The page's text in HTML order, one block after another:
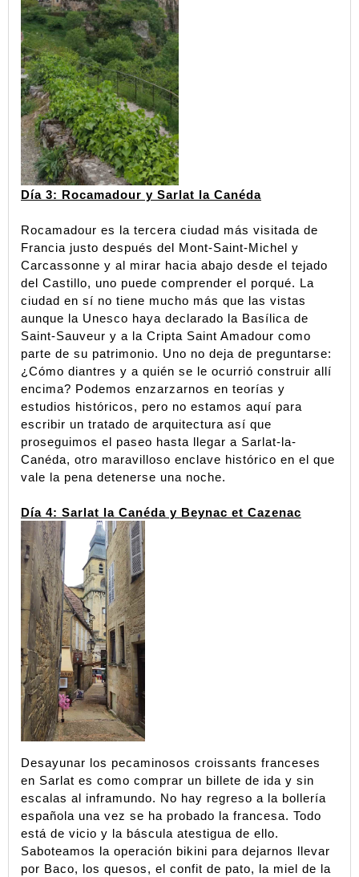
Día 3: Rocamadour y Sarlat la Canéda
Rocamadour es la tercera ciudad más visitada de
Francia justo después del Mont-Saint-Michel y
Carcassonne y al mirar hacia abajo desde el tejado
del Castillo, uno puede comprender el porqué. La
ciudad en sí no tiene mucho más que las vistas
aunque la Unesco haya declarado la Basílica de
Saint-Sauveur y a la Cripta Saint Amadour como
parte de su patrimonio. Uno no deja de preguntarse:
¿Cómo diantres y a quién se le ocurrió construir allí
encima? Podemos enzarzarnos en teorías y
estudios históricos, pero no estamos aquí para
escribir un tratado de arquitectura así que
proseguimos el paseo hasta llegar a Sarlat-la-
Canéda, otro maravilloso enclave histórico en el que
vale la pena detenerse una noche.
Día 4: Sarlat la Canéda y Beynac et Cazenac
Desayunar los pecaminosos croissants franceses
en Sarlat es como comprar un billete de ida y sin
escalas al inframundo. No hay regreso a la bollería
española una vez se ha probado la francesa. Todo
está de vicio y la báscula atestigua de ello.
Saboteamos la operación bikini para dejarnos llevar
por Baco, los quesos, el confit de pato, la miel de la